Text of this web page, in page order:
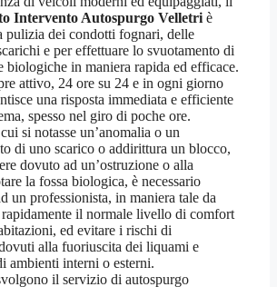
Intervento Autospurgo Velletriè
pulizia dei condotti fognari, delle
e per effettuare lo svuotamento di
biologiche in maniera rapida ed efficace.
attivo, 24 ore su 24 e in ogni giorno
una risposta immediata e efficiente
spesso nel giro di poche ore.
si notasse un’anomalia o un
di uno scarico o addirittura un blocco,
dovuto ad un’ostruzione o alla
la fossa biologica, è necessario
un professionista, in maniera tale da
il normale livello di comfort
ed evitare i rischi di
alla fuoriuscita dei liquami e
ambienti interni o esterni.
il servizio di autospurgo